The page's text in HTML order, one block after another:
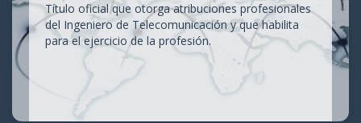
Título oficial que otorga atribuciones profesionales
del Ingeniero de Telecomunicación y que habilita
para el ejercicio de la profesión.